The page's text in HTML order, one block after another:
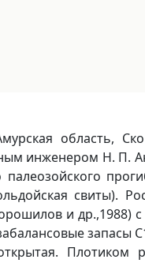
область,
инженером Н. П.
свиты).
и др.,1988)
запасы
Плотиком